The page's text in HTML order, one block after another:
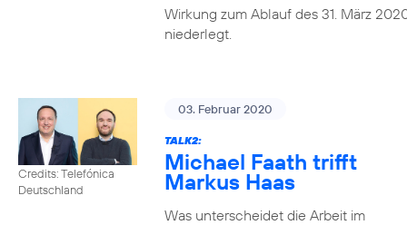
Wirkung zum Ablauf des 31. März
niederlegt.
Credits: Telefónica
Deutschland
03. Februar 2020
TALK2:
Michael Faath trifft
Markus Haas
Was unterscheidet die Arbeit im